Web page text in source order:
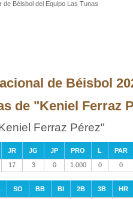
de Béisbol del Equipo Las Tunas
de Béisbol
de "Keniel Ferraz
Ferraz Pérez"
JR JG JP PRO L PAR
17 3 0 1.000 0 0
SO BB BI 2B 3B
HR